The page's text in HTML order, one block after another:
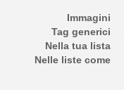
Immagini
Tag generici
Nella tua lista
Nelle liste come